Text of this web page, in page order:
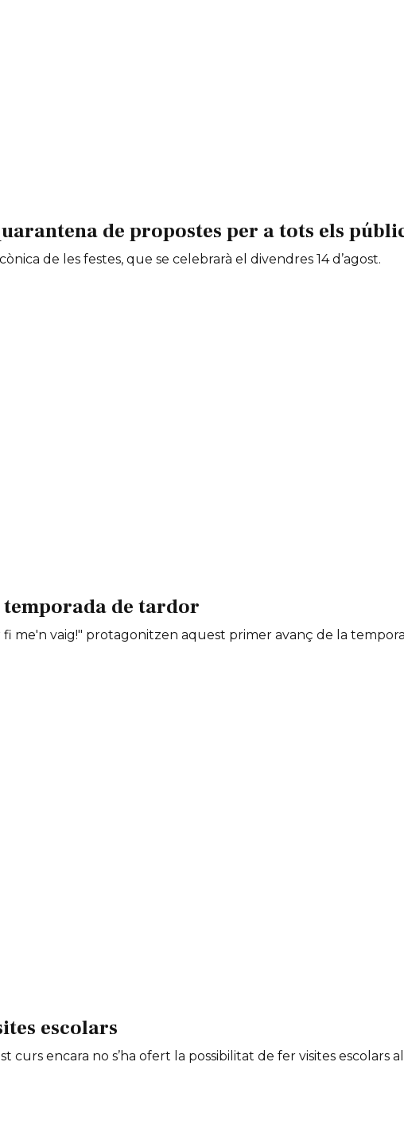
de propostes per a tots els
de les festes, que se celebrarà el divendres 14 d’agost.
temporada de tardor
me'n vaig!" protagonitzen aquest primer avanç de la
escolars
encara no s’ha ofert la possibilitat de fer visites escolars